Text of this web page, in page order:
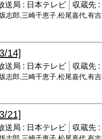
送局 : 日本テレビ 収蔵先 :
志郎,三崎千恵子,松尾嘉代,有
14]
送局 : 日本テレビ 収蔵先 :
志郎,三崎千恵子,松尾嘉代,有
21]
送局 : 日本テレビ 収蔵先 :